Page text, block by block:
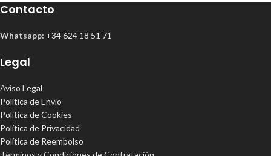
Contacto
Whatsapp: +34 624 18 51 71
Legal
Aviso Legal
Política de Envío
Política de Cookies
Política de Privacidad
Política de Reembolso